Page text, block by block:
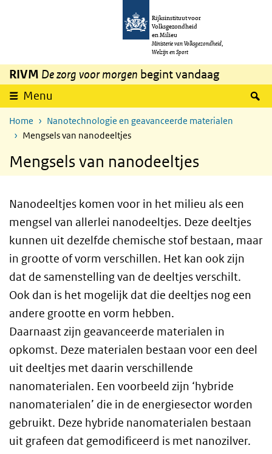
Overslaan en naar de inhoud gaan
Rijksinstituut voor
Volksgezondheid
en Milieu
Ministerie van Volksgezondheid,
Welzijn en Sport
RIVM De zorg voor morgen begint vandaag
Menu
Home
Nanotechnologie en geavanceerde materialen
Mengsels van nanodeeltjes
Mengsels van nanodeeltjes
Nanodeeltjes komen voor in het milieu als een
mengsel van allerlei nanodeeltjes. Deze deeltjes
kunnen uit dezelfde chemische stof bestaan, maar
in grootte of vorm verschillen. Het kan ook zijn
dat de samenstelling van de deeltjes verschilt.
Ook dan is het mogelijk dat die deeltjes nog een
andere grootte en vorm hebben.
Daarnaast zijn geavanceerde materialen in
opkomst. Deze materialen bestaan voor een deel
uit deeltjes met daarin verschillende
nanomaterialen. Een voorbeeld zijn ‘hybride
nanomaterialen’ die in de energiesector worden
gebruikt. Deze hybride nanomaterialen bestaan
uit grafeen dat gemodificeerd is met nanozilver.